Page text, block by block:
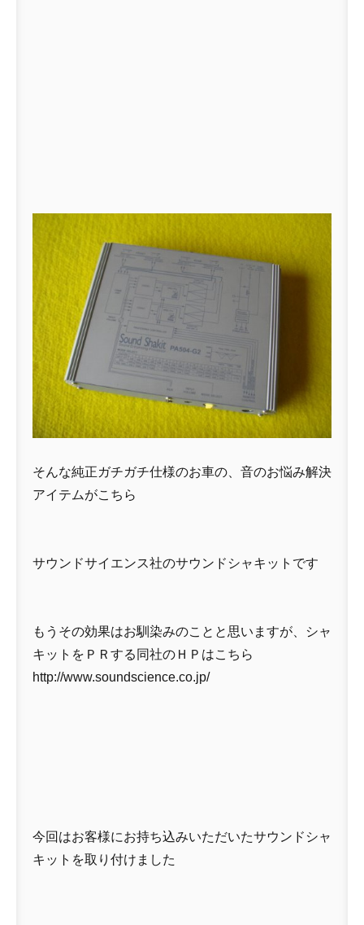
そんな純正ガチガチ仕様のお車の、音のお悩み解決
アイテムがこちら
サウンドサイエンス社のサウンドシャキットです
もうその効果はお馴染みのことと思いますが、シャ
キットをＰＲする同社のＨＰはこちら
http://www.soundscience.co.jp/
今回はお客様にお持ち込みいただいたサウンドシャ
キットを取り付けました